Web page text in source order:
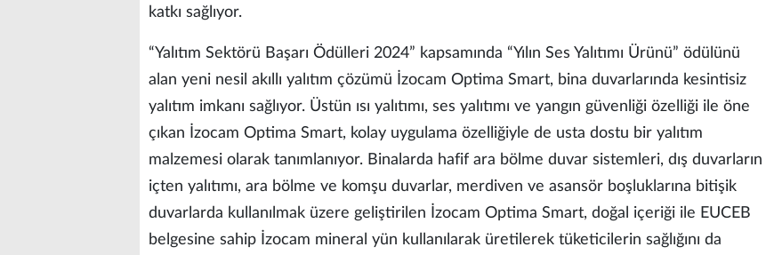
katkı sağlıyor.
“Yalıtım Sektörü Başarı Ödülleri 2024” kapsamında “Yılın Ses Yalıtımı Ürünü” ödülünü
alan yeni nesil akıllı yalıtım çözümü İzocam Optima Smart, bina duvarlarında kesintisiz
yalıtım imkanı sağlıyor. Üstün ısı yalıtımı, ses yalıtımı ve yangın güvenliği özelliği ile öne
çıkan İzocam Optima Smart, kolay uygulama özelliğiyle de usta dostu bir yalıtım
malzemesi olarak tanımlanıyor. Binalarda hafif ara bölme duvar sistemleri, dış duvarların
içten yalıtımı, ara bölme ve komşu duvarlar, merdiven ve asansör boşluklarına bitişik
duvarlarda kullanılmak üzere geliştirilen İzocam Optima Smart, doğal içeriği ile EUCEB
belgesine sahip İzocam mineral yün kullanılarak üretilerek tüketicilerin sağlığını da